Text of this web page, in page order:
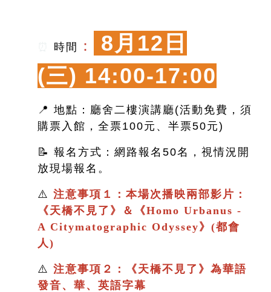
時間 ：
8月12日
(三) 14:00-17:00
📍 地點：廳舍二樓演講廳(活動免費，須
購票入館，全票100元、半票50元)
📝 報名方式：網路報名50名，視情況開
放現場報名。
⚠️ 注意事項１：本場次播映兩部影片：
《天橋不見了 》＆ 《Homo Urbanus -
A Citymatographic Odyssey》(都會
人)
⚠️ 注意事項２： 《天橋不見了 》 為華語
發音、華、英語字幕